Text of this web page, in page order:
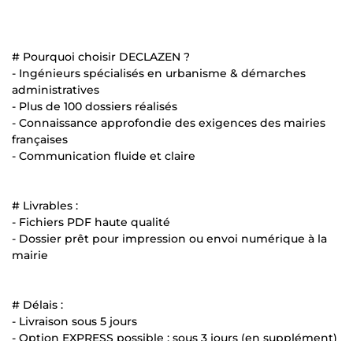
# Pourquoi choisir DECLAZEN ?
- Ingénieurs spécialisés en urbanisme & démarches
administratives
- Plus de 100 dossiers réalisés
- Connaissance approfondie des exigences des mairies
françaises
- Communication fluide et claire
# Livrables :
- Fichiers PDF haute qualité
- Dossier prêt pour impression ou envoi numérique à la
mairie
# Délais :
- Livraison sous 5 jours
- Option EXPRESS possible : sous 3 jours (en supplément)